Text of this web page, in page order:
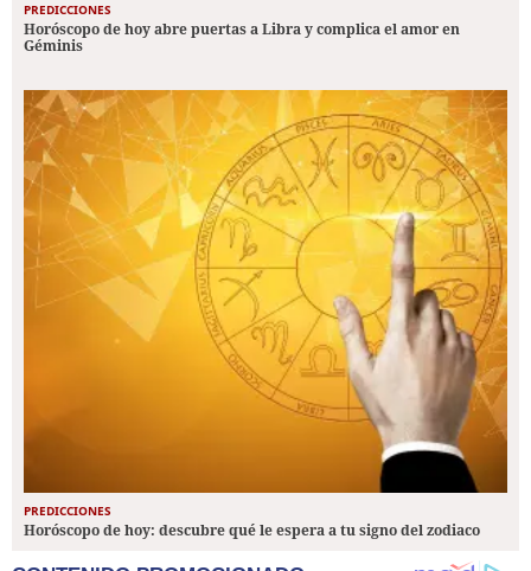
PREDICCIONES
Horóscopo de hoy abre puertas a Libra y complica el amor en
Géminis
PREDICCIONES
Horóscopo de hoy: descubre qué le espera a tu signo del zodiaco